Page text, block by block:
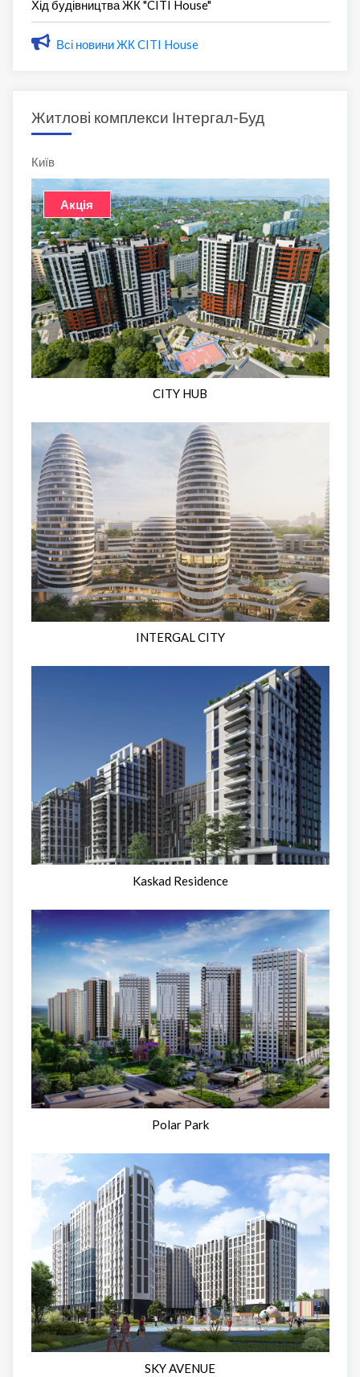
Хід будівництва ЖК "CITI House"
Всі новини ЖК CITI House
Житлові комплекси Інтергал-Буд
Київ
Акція
CITY HUB
INTERGAL CITY
Kaskad Residence
Polar Park
SKY AVENUE